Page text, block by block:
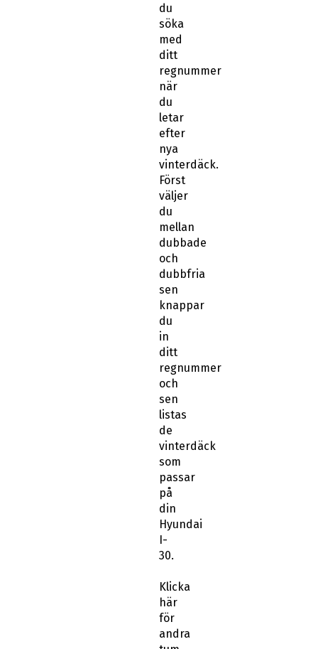
du
söka
med
ditt
regnummer
när
du
letar
efter
nya
vinterdäck.
Först
väljer
du
mellan
dubbade
och
dubbfria
sen
knappar
du
in
ditt
regnummer
och
sen
listas
de
vinterdäck
som
passar
på
din
Hyundai
I-
30.
Klicka
här
för
andra